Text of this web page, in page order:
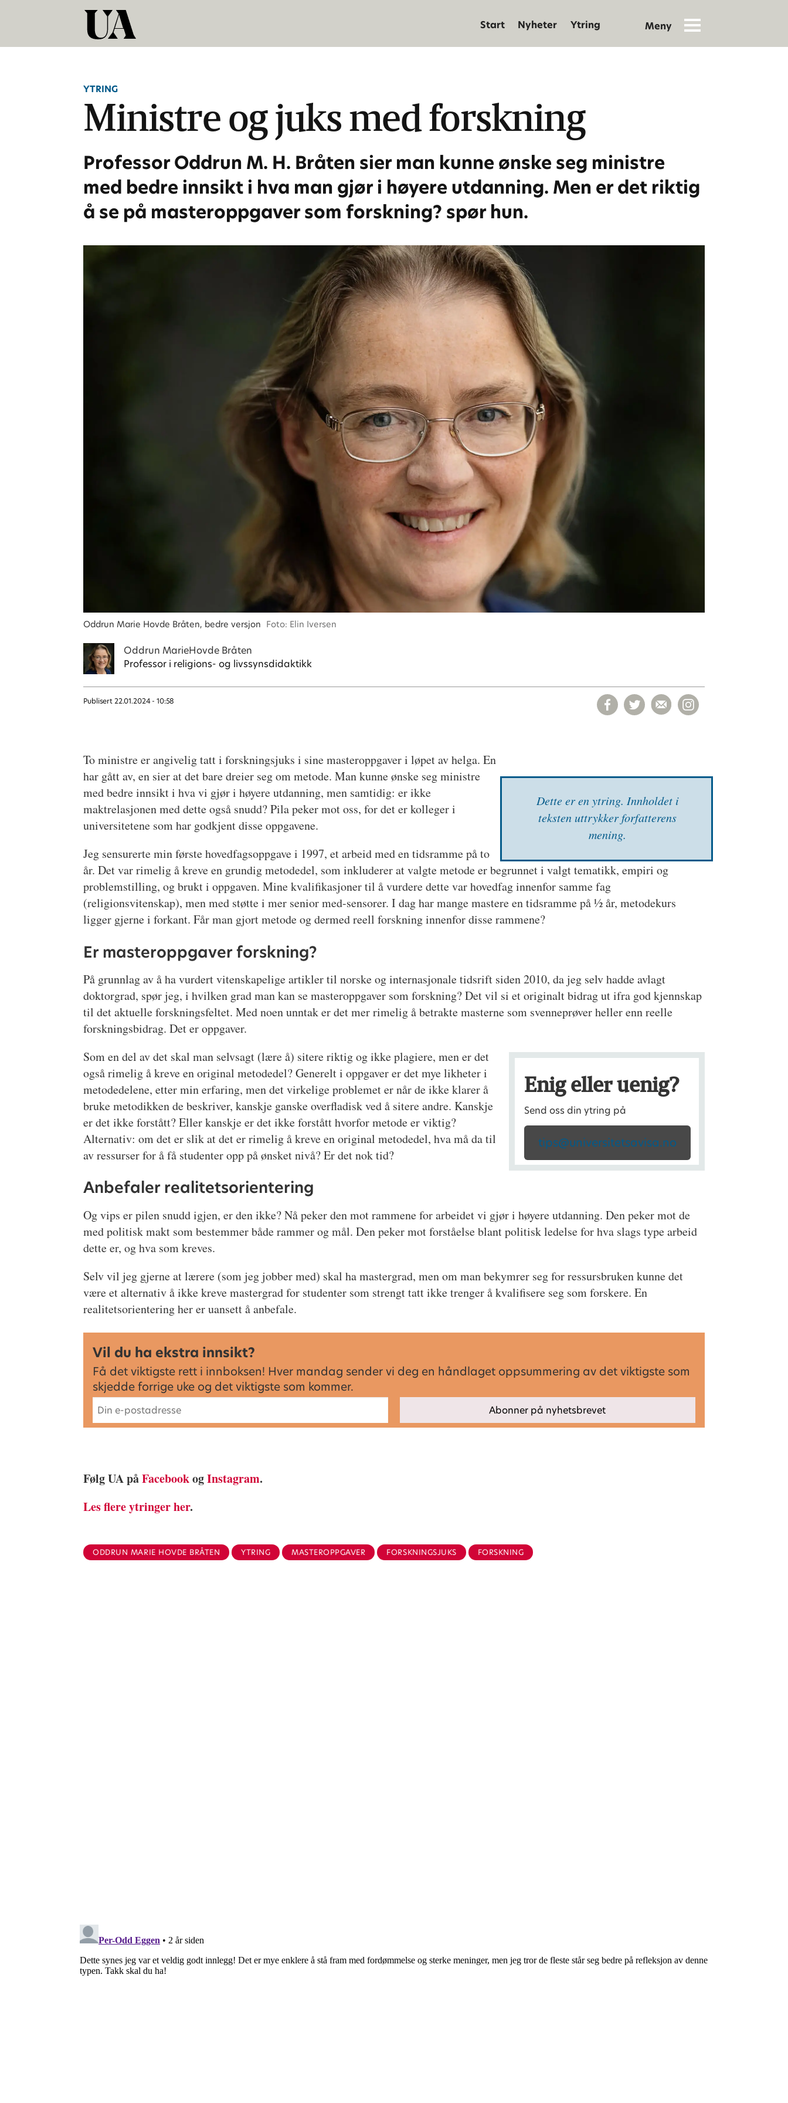
Start Nyheter Ytring
YTRING
Ministre og juks med forskning
Professor Oddrun M. H. Bråten sier man kunne ønske seg ministre
med bedre innsikt i hva man gjør i høyere utdanning. Men er det riktig
å se på masteroppgaver som forskning? spør hun.
Oddrun Marie Hovde Bråten, bedre versjon Foto: Elin Iversen
Oddrun MarieHovde Bråten
Professor i religions- og livssynsdidaktikk
Publisert 22.01.2024 - 10:58
Dette er en ytring. Inn­holdet i
teksten uttrykker forfatterens
mening.
To ministre er angivelig tatt i forskningsjuks i sine masteroppgaver i løpet av helga. En
har gått av, en sier at det bare dreier seg om metode. Man kunne ønske seg ministre
med bedre innsikt i hva vi gjør i høyere utdanning, men samtidig: er ikke
maktrelasjonen med dette også snudd? Pila peker mot oss, for det er kolleger i
universitetene som har godkjent disse oppgavene.
Jeg sensurerte min første hovedfagsoppgave i 1997, et arbeid med en tidsramme på to
år. Det var rimelig å kreve en grundig metodedel, som inkluderer at valgte metode er begrunnet i valgt tematikk, empiri og
problemstilling, og brukt i oppgaven. Mine kvalifikasjoner til å vurdere dette var hovedfag innenfor samme fag
(religionsvitenskap), men med støtte i mer senior med-sensorer. I dag har mange mastere en tidsramme på ½ år, metodekurs
ligger gjerne i forkant. Får man gjort metode og dermed reell forskning innenfor disse rammene?
Er masteroppgaver forskning?
På grunnlag av å ha vurdert vitenskapelige artikler til norske og internasjonale tidsrift siden 2010, da jeg selv hadde avlagt
doktorgrad, spør jeg, i hvilken grad man kan se masteroppgaver som forskning? Det vil si et originalt bidrag ut ifra god kjennskap
til det aktuelle forskningsfeltet. Med noen unntak er det mer rimelig å betrakte masterne som svenneprøver heller enn reelle
forskningsbidrag. Det er oppgaver.
Enig eller uenig?
Send oss din ytring på
tips@universitetsavisa.no
Som en del av det skal man selvsagt (lære å) sitere riktig og ikke plagiere, men er det
også rimelig å kreve en original metodedel? Generelt i oppgaver er det mye likheter i
metodedelene, etter min erfaring, men det virkelige problemet er når de ikke klarer å
bruke metodikken de beskriver, kanskje ganske overfladisk ved å sitere andre. Kanskje
er det ikke forstått? Eller kanskje er det ikke forstått hvorfor metode er viktig?
Alternativ: om det er slik at det er rimelig å kreve en original metodedel, hva må da til
av ressurser for å få studenter opp på ønsket nivå? Er det nok tid?
Anbefaler realitetsorientering
Og vips er pilen snudd igjen, er den ikke? Nå peker den mot rammene for arbeidet vi gjør i høyere utdanning. Den peker mot de
med politisk makt som bestemmer både rammer og mål. Den peker mot forståelse blant politisk ledelse for hva slags type arbeid
dette er, og hva som kreves.
Selv vil jeg gjerne at lærere (som jeg jobber med) skal ha mastergrad, men om man bekymrer seg for ressursbruken kunne det
være et alternativ å ikke kreve mastergrad for studenter som strengt tatt ikke trenger å kvalifisere seg som forskere. En
realitetsorientering her er uansett å anbefale.
Vil du ha ekstra innsikt?
Få det viktigste rett i innboksen! Hver mandag sender vi deg en håndlaget oppsummering av det viktigste som
skjedde forrige uke og det viktigste som kommer.
Følg UA påFacebookogInstagram.
Les flere ytringer her.
ODDRUN MARIE HOVDE BRÅTEN YTRING MASTEROPPGAVER FORSKNINGSJUKS FORSKNING